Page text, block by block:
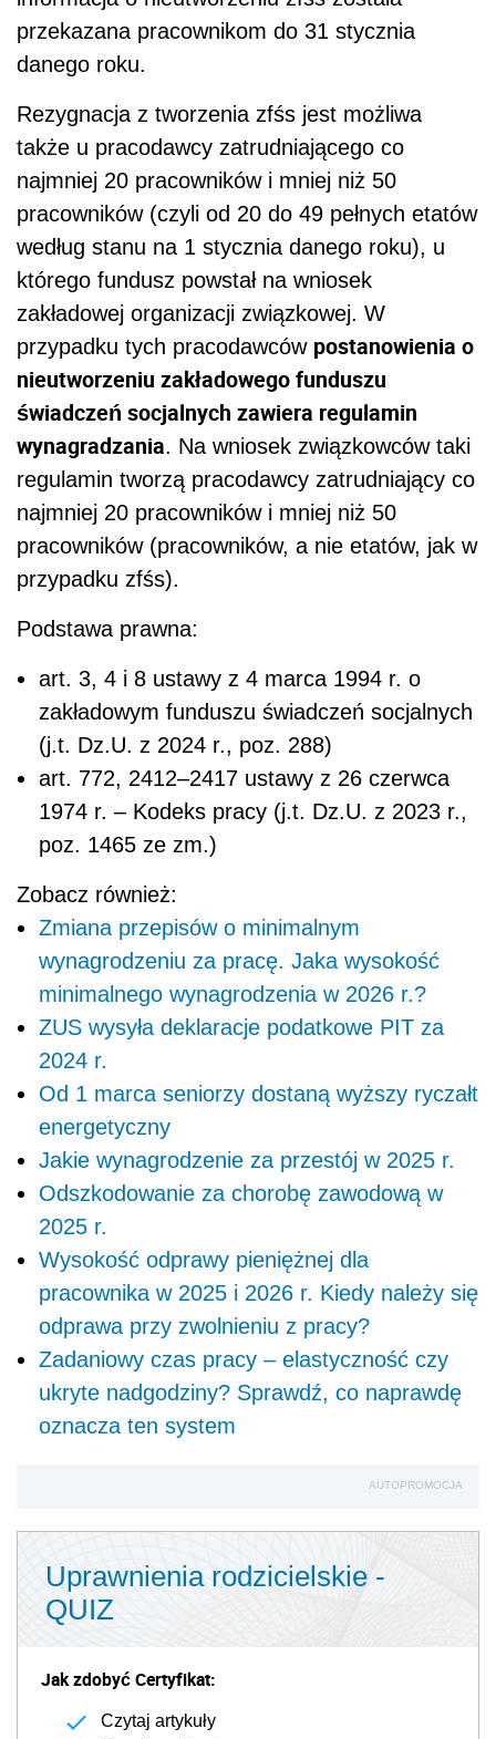
przekazana pracownikom do 31 stycznia
danego roku.
Rezygnacja z tworzenia zfśs jest możliwa
także u pracodawcy zatrudniającego co
najmniej 20 pracowników i mniej niż 50
pracowników (czyli od 20 do 49 pełnych etatów
według stanu na 1 stycznia danego roku), u
którego fundusz powstał na wniosek
zakładowej organizacji związkowej. W
przypadku tych pracodawców postanowienia o
nieutworzeniu zakładowego funduszu
świadczeń socjalnych zawiera regulamin
wynagradzania. Na wniosek związkowców taki
regulamin tworzą pracodawcy zatrudniający co
najmniej 20 pracowników i mniej niż 50
pracowników (pracowników, a nie etatów, jak w
przypadku zfśs).
Podstawa prawna:
art. 3, 4 i 8 ustawy z 4 marca 1994 r. o
zakładowym funduszu świadczeń socjalnych
(j.t. Dz.U. z 2024 r., poz. 288)
art. 772, 2412–2417 ustawy z 26 czerwca
1974 r. – Kodeks pracy (j.t. Dz.U. z 2023 r.,
poz. 1465 ze zm.)
Zobacz również:
Zmiana przepisów o minimalnym
wynagrodzeniu za pracę. Jaka wysokość
minimalnego wynagrodzenia w 2026 r.?
ZUS wysyła deklaracje podatkowe PIT za
2024 r.
Od 1 marca seniorzy dostaną wyższy ryczałt
energetyczny
Jakie wynagrodzenie za przestój w 2025 r.
Odszkodowanie za chorobę zawodową w
2025 r.
Wysokość odprawy pieniężnej dla
pracownika w 2025 i 2026 r. Kiedy należy się
odprawa przy zwolnieniu z pracy?
Zadaniowy czas pracy – elastyczność czy
ukryte nadgodziny? Sprawdź, co naprawdę
oznacza ten system
AUTOPROMOCJA
Uprawnienia rodzicielskie -
QUIZ
Jak zdobyć Certyfikat:
Czytaj artykuły